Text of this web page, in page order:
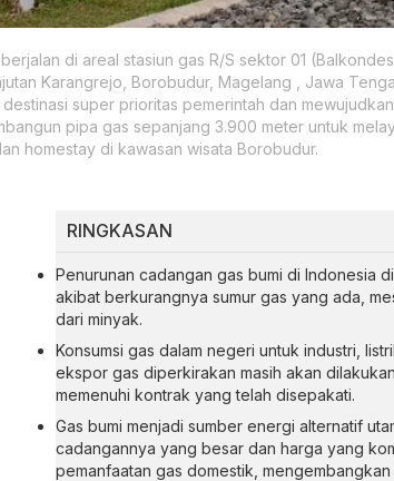
di areal stasiun gas R/S sektor 01
Karangrejo, Borobudur, Magelang , Jawa
super prioritas pemerintah dan
pipa gas sepanjang 3.900 meter untuk
homestay di kawasan wisata Borobudur.
RINGKASAN
Penurunan cadangan gas bumi di Indonesia
akibat berkurangnya sumur gas yang ada,
dari minyak.
Konsumsi gas dalam negeri untuk industri,
ekspor gas diperkirakan masih akan
memenuhi kontrak yang telah disepakati.
Gas bumi menjadi sumber energi alternatif
cadangannya yang besar dan harga yang
pemanfaatan gas domestik,